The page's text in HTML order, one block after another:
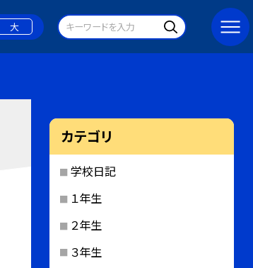
大
カテゴリ
学校日記
１年生
２年生
３年生